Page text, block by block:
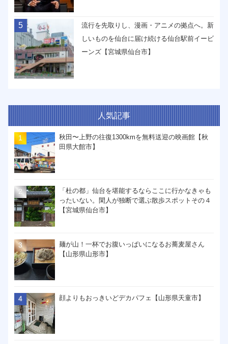
5
流行を先取りし、漫画・アニメの拠点へ。新
しいものを仙台に届け続ける仙台駅前イービ
ーンズ【宮城県仙台市】
人気記事
秋田〜上野の往復1300kmを無料送迎の映画館【秋
田県大館市】
「杜の都」仙台を堪能するならここに行かなきゃも
ったいない。閑人が独断で選ぶ散歩スポットその４
【宮城県仙台市】
麺が山！一杯でお腹いっぱいになるお蕎麦屋さん
【山形県山形市】
顔よりもおっきいどデカパフェ【山形県天童市】